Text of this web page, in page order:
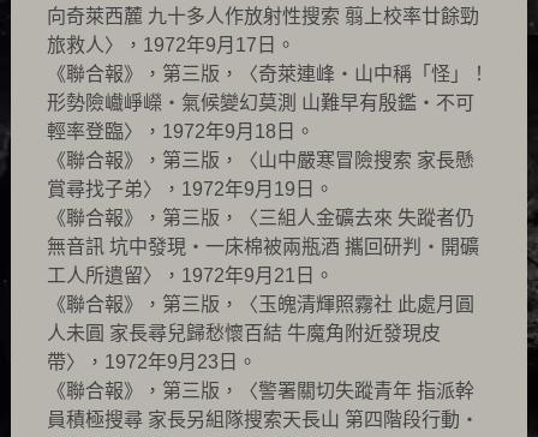
向奇萊西麓 九十多人作放射性搜索 翦上校率廿餘勁
旅救人〉，1972年9月17日。
《聯合報》，第三版，〈奇萊連峰‧山中稱「怪」！
形勢險巇崢嶸‧氣候變幻莫測 山難早有殷鑑‧不可
輕率登臨〉，1972年9月18日。
《聯合報》，第三版，〈山中嚴寒冒險搜索 家長懸
賞尋找子弟〉，1972年9月19日。
《聯合報》，第三版，〈三組人金礦去來 失蹤者仍
無音訊 坑中發現‧一床棉被兩瓶酒 攜回研判‧開礦
工人所遺留〉，1972年9月21日。
《聯合報》，第三版，〈玉魄清輝照霧社 此處月圓
人未圓 家長尋兒歸愁懷百結 牛魔角附近發現皮
帶〉，1972年9月23日。
《聯合報》，第三版，〈警署關切失蹤青年 指派幹
員積極搜尋 家長另組隊搜索天長山 第四階段行動‧